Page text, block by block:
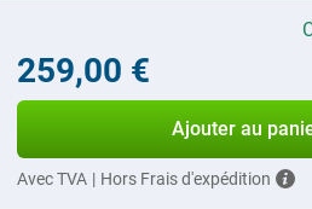
259,00 €
Ajouter au
Avec TVA | Hors Frais d'expédition